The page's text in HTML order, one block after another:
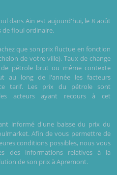
dans Ain est aujourd'hui, le 8 août
de fioul ordinaire.
que son prix fluctue en fonction
de votre ville). Taux de change
pétrole brut ou même contexte
au long de l'année les facteurs
tarif. Les prix du pétrole sont
acteurs ayant recours à cet
informé d'une baisse du prix du
Afin de vous permettre de
conditions possibles, nous vous
des informations relatives à la
de son prix à Apremont.